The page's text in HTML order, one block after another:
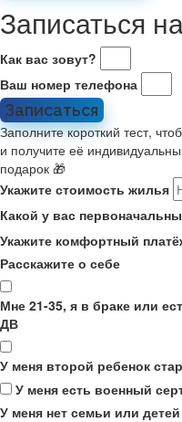
Записаться
Как вас зовут?
Ваш номер телефона
Записаться
Заполните короткий тест,
и получите её
подарок 🎁
Укажите стоимость жилья
Какой у вас
Укажите комфортный
Расскажите о себе
Мне 21-35, я в браке или
ДВ
У меня второй ребенок
У меня есть военный
У меня нет семьи или детей